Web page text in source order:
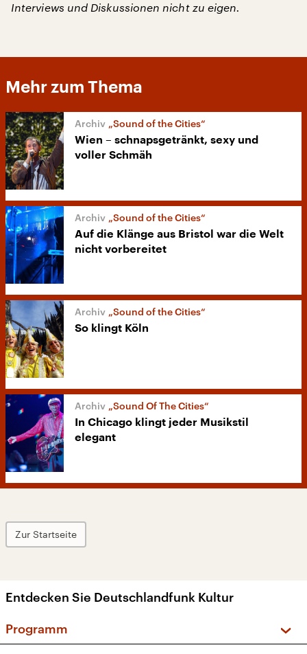
Interviews und Diskussionen nicht zu eigen.
Mehr zum Thema
„Sound of the Cities“
Wien – schnapsgetränkt, sexy und
voller Schmäh
„Sound of the Cities“
Auf die Klänge aus Bristol war die Welt
nicht vorbereitet
„Sound of the Cities“
So klingt Köln
„Sound Of The Cities“
In Chicago klingt jeder Musikstil
elegant
Zur Startseite
Entdecken Sie Deutschlandfunk Kultur
Programm